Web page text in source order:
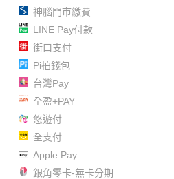
神腦門市繳費
LINE Pay付款
街口支付
Pi拍錢包
台灣Pay
全盈+PAY
悠遊付
全支付
Apple Pay
銀角零卡-無卡分期